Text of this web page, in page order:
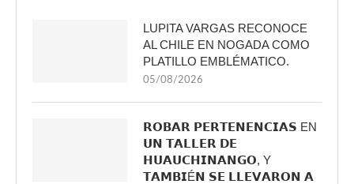
LUPITA VARGAS RECONOCE
AL CHILE EN NOGADA COMO
PLATILLO EMBLÉMATICO.
05/08/2026
𝗥𝗢𝗕𝗔𝗥 𝗣𝗘𝗥𝗧𝗘𝗡𝗘𝗡𝗖𝗜𝗔𝗦 EN
𝗨𝗡 𝗧𝗔𝗟𝗟𝗘𝗥 𝗗𝗘
𝗛𝗨𝗔𝗨𝗖𝗛𝗜𝗡𝗔𝗡𝗚𝗢, Y
𝗧𝗔𝗠𝗕𝗜É𝗡 𝗦𝗘 𝗟𝗟𝗘𝗩𝗔𝗥𝗢𝗡 𝗔